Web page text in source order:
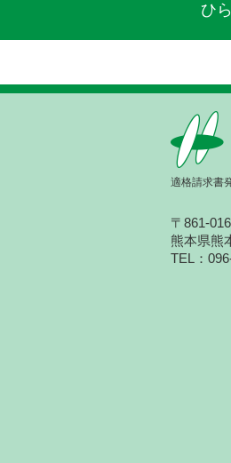
ひ
適格請求書
〒861-
熊本県熊
TEL：